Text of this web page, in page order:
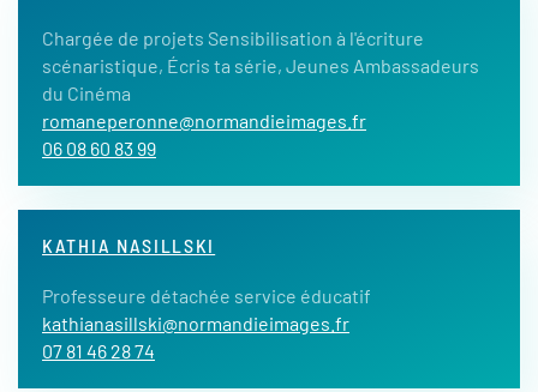
Chargée de projets Sensibilisation à l'écriture
scénaristique, Écris ta série, Jeunes Ambassadeurs
du Cinéma
romaneperonne@normandieimages.fr
06 08 60 83 99
KATHIA NASILLSKI
Professeure détachée service éducatif
kathianasillski@normandieimages.fr
07 81 46 28 74